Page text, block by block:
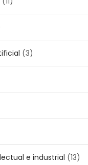
(3)
e industrial (13)